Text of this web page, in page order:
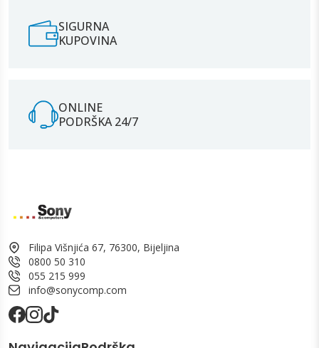
SIGURNA
KUPOVINA
ONLINE
PODRŠKA 24/7
Filipa Višnjića 67, 76300, Bijeljina
0800 50 310
055 215 999
info@sonycomp.com